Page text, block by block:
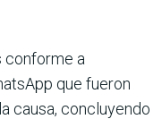
conforme a
que fueron
causa, concluyendo